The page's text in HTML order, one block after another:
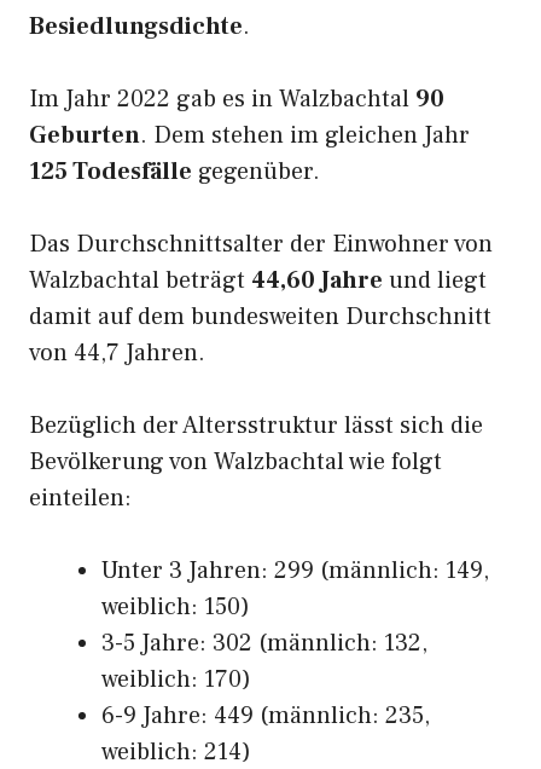
Besiedlungsdichte.
Im Jahr 2022 gab es in Walzbachtal 90
Geburten. Dem stehen im gleichen Jahr
125 Todesfälle gegenüber.
Das Durchschnittsalter der Einwohner von
Walzbachtal beträgt 44,60 Jahre und liegt
damit auf dem bundesweiten Durchschnitt
von 44,7 Jahren.
Bezüglich der Altersstruktur lässt sich die
Bevölkerung von Walzbachtal wie folgt
einteilen:
Unter 3 Jahren: 299 (männlich: 149,
weiblich: 150)
3-5 Jahre: 302 (männlich: 132,
weiblich: 170)
6-9 Jahre: 449 (männlich: 235,
weiblich: 214)